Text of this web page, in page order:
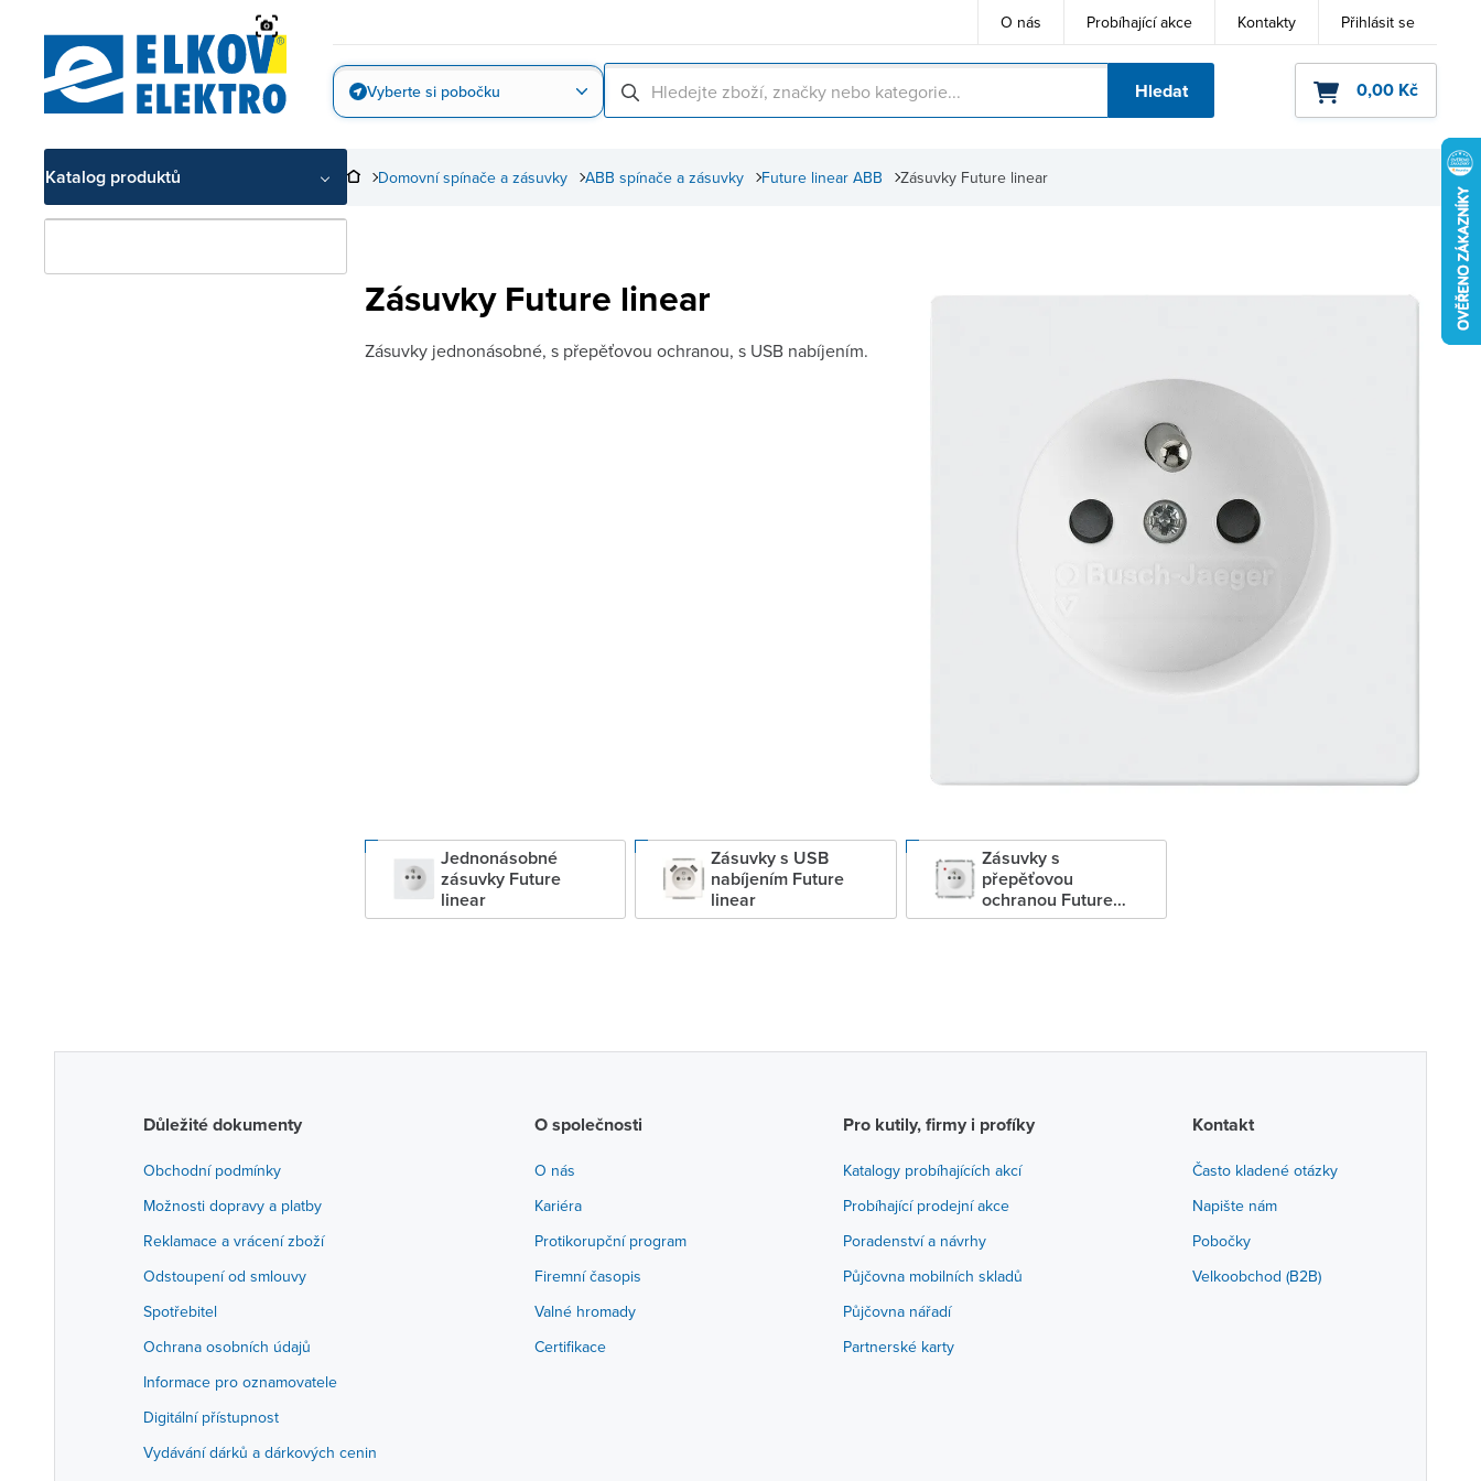
O nás Probíhající akce Kontakty Přihlásit se
Vyberte si pobočku Hledat 0,00 Kč
Katalog produktů Zásuvky Future linear
Future linear ABB
ABB spínače a zásuvky
Domovní spínače a zásuvky
Zásuvky Future linear
Zásuvky jednonásobné, s přepěťovou ochranou, s USB nabíjením.
Jednonásobné
zásuvky Future
linear
Zásuvky s USB
nabíjením Future
linear
Zásuvky s
přepěťovou
ochranou Future
linear
Důležité dokumenty
Obchodní podmínky
Možnosti dopravy a platby
Reklamace a vrácení zboží
Odstoupení od smlouvy
Spotřebitel
Ochrana osobních údajů
Informace pro oznamovatele
Digitální přístupnost
Vydávání dárků a dárkových cenin
O společnosti
O nás
Kariéra
Protikorupční program
Firemní časopis
Valné hromady
Certifikace
Pro kutily, firmy i profíky
Katalogy probíhajících akcí
Probíhající prodejní akce
Poradenství a návrhy
Půjčovna mobilních skladů
Půjčovna nářadí
Partnerské karty
Kontakt
Často kladené otázky
Napište nám
Pobočky
Velkoobchod (B2B)